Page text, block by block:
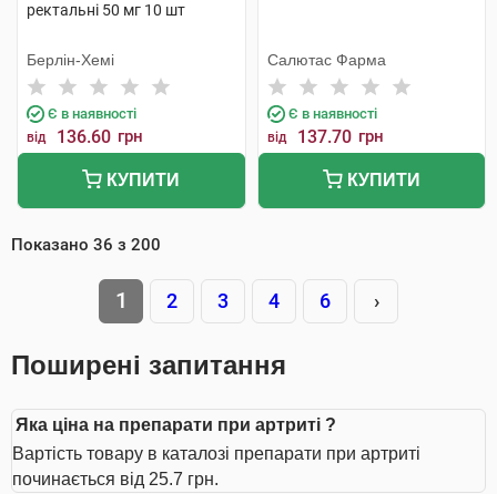
ректальні 50 мг 10 шт
Берлін-Хемі
Є в наявності
від 136.60 грн
КУПИТИ
Салютас Фарма
Є в наявності
від 137.70 грн
КУПИТИ
Показано 36 з 200
1 2 3 4 6 ›
Поширені запитання
Яка ціна на препарати при артриті ?
Вартість товару в каталозі препарати при артриті
починається від 25.7 грн.